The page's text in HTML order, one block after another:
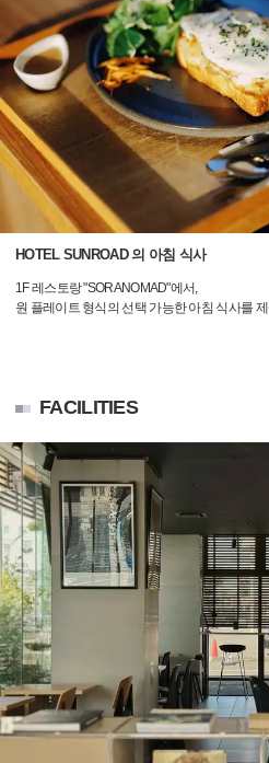
HOTEL SUNROAD 의 아침 식사
1F 레스토랑 "SORANOMAD"에서,
원 플레이트 형식의 선택 가능한 아침 식사를
FACILITIES